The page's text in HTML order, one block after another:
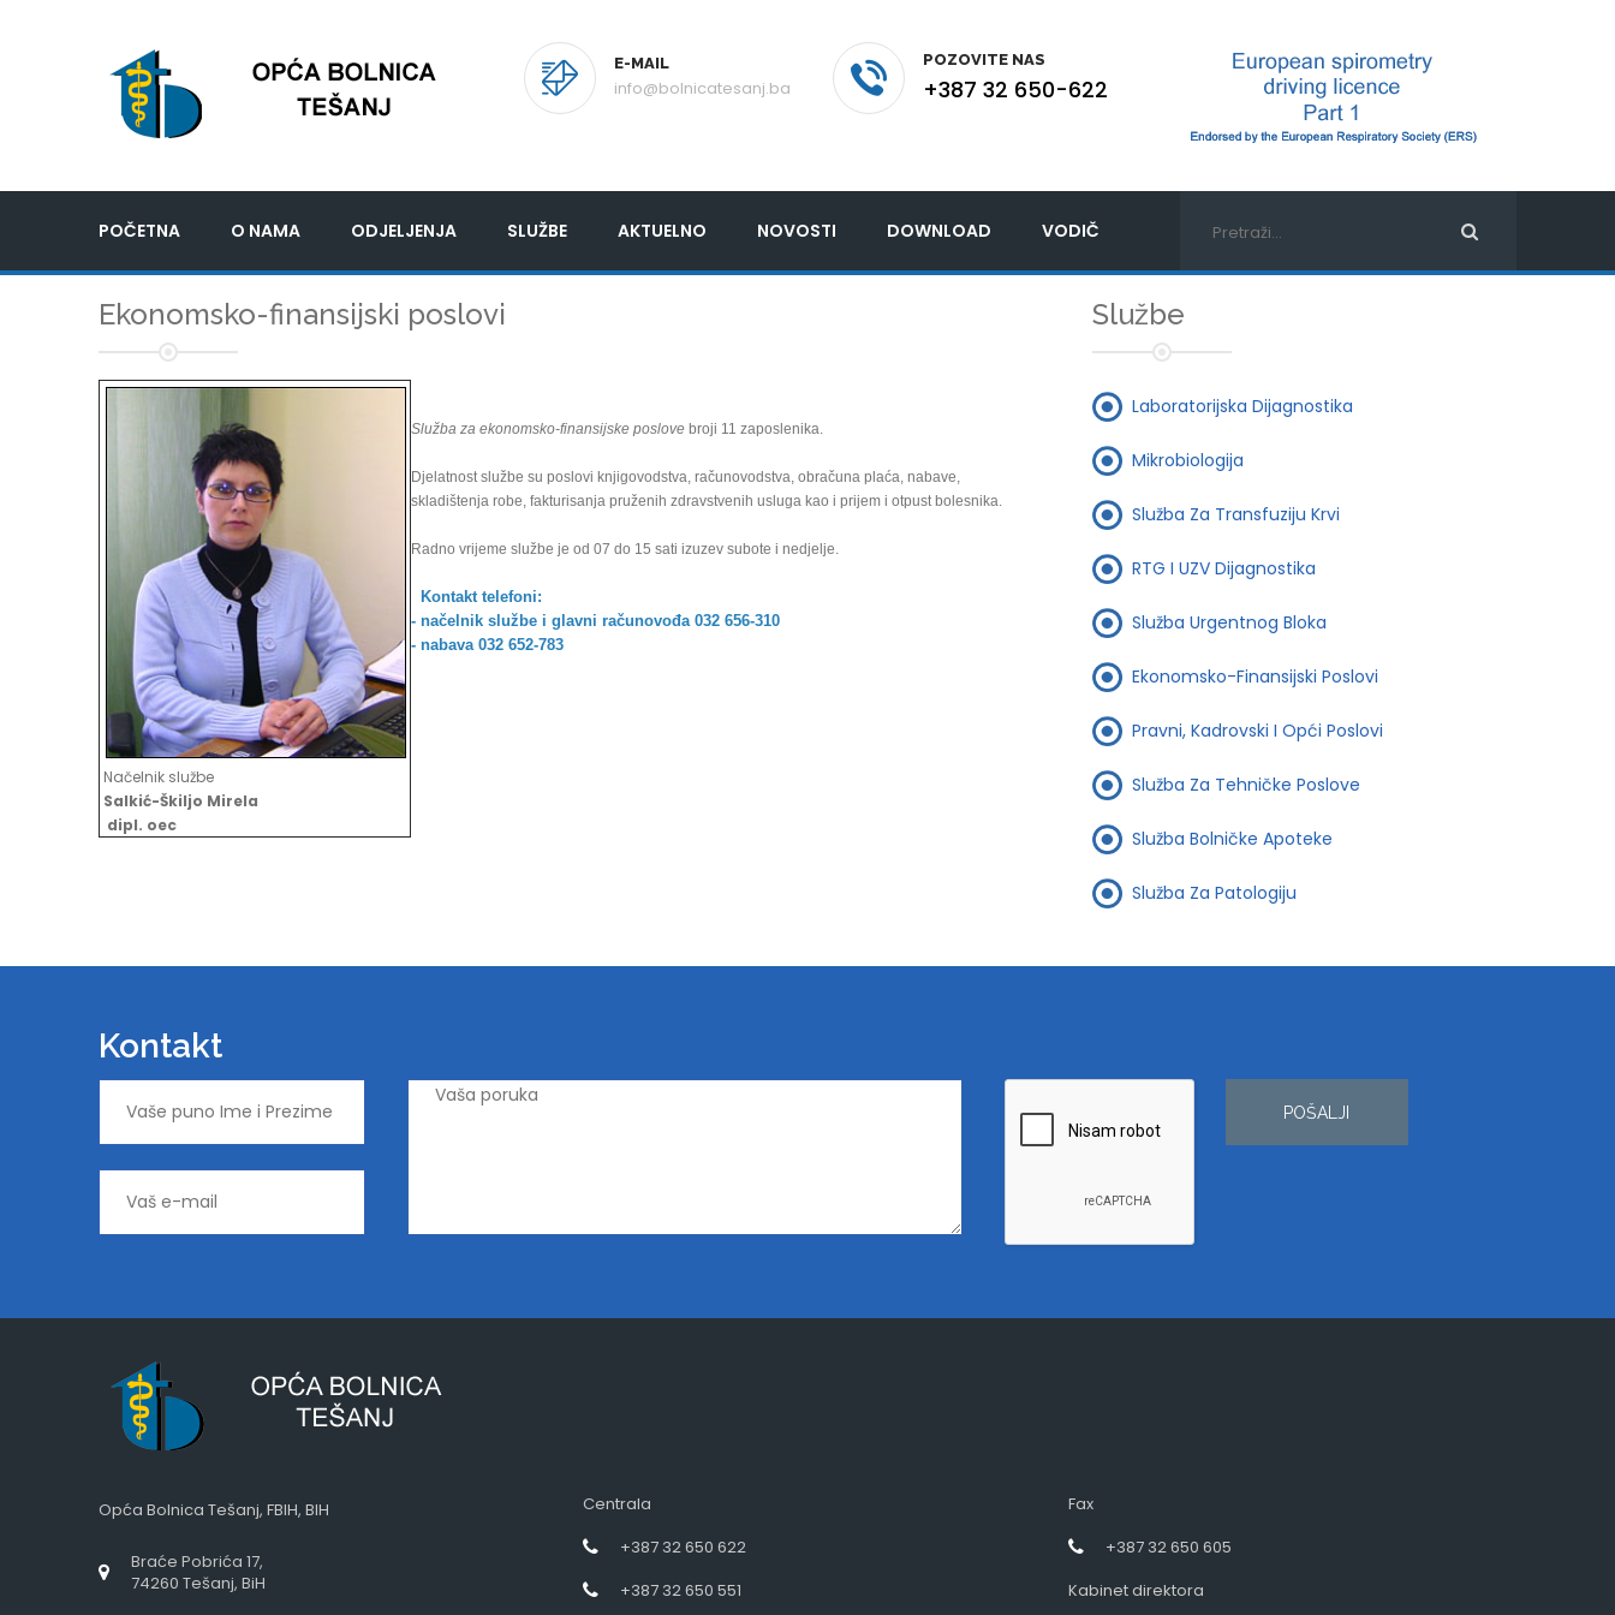
E-MAIL
info@bolnicatesanj.ba
POZOVITE NAS
+387 32 650-622
POČETNA O NAMA ODJELJENJA SLUŽBE AKTUELNO NOVOSTI DOWNLOAD VODIČ
Ekonomsko-finansijski poslovi
Načelnik službe
Salkić-Škiljo Mirela
dipl. oec
Služba za ekonomsko-finansijske poslove broji 11 zaposlenika.
Djelatnost službe su poslovi knjigovodstva, računovodstva, obračuna plaća, nabave,
skladištenja robe, fakturisanja pruženih zdravstvenih usluga kao i prijem i otpust bolesnika.
Radno vrijeme službe je od 07 do 15 sati izuzev subote i nedjelje.
Kontakt telefoni:
- načelnik službe i glavni računovođa 032 656-310
- nabava 032 652-783
Službe
Laboratorijska Dijagnostika
Mikrobiologija
Služba Za Transfuziju Krvi
RTG I UZV Dijagnostika
Služba Urgentnog Bloka
Ekonomsko-Finansijski Poslovi
Pravni, Kadrovski I Opći Poslovi
Služba Za Tehničke Poslove
Služba Bolničke Apoteke
Služba Za Patologiju
Kontakt
POŠALJI
Opća Bolnica Tešanj, FBIH, BIH
Braće Pobrića 17,
74260 Tešanj, BiH
Centrala
+387 32 650 622
+387 32 650 551
Fax
+387 32 650 605
Kabinet direktora